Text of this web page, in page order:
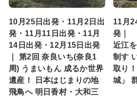
10月25日出発・11月2日出
発・11月11日出発・11月
14日出発・12月15日出発
｜ 第2回 奈良いち(奈良1
周) うまいもん 成るか世界
遺産！ 日本はじまりの地
飛鳥へ 明日香村・大和三
11月
発｜
近江
制す
取り
城」